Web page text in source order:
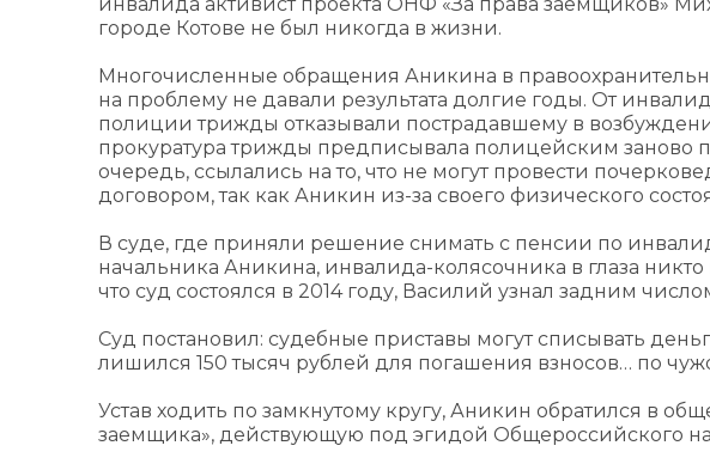
городе Котове не был никогда в жизни.
Многочисленные обращения Аникина в
на проблему не давали результата долгие годы. От
полиции трижды отказывали пострадавшему в
прокуратура трижды предписывала полицейским заново
очередь, ссылались на то, что не могут провести
договором, так как Аникин из-за своего физического
В суде, где приняли решение снимать с пенсии по
начальника Аникина, инвалида-колясочника в глаза
что суд состоялся в 2014 году, Василий узнал задним
Суд постановил: судебные приставы могут списывать
лишился 150 тысяч рублей для погашения взносов… по
Устав ходить по замкнутому кругу, Аникин обратился в
заемщика», действующую под эгидой Общероссийского